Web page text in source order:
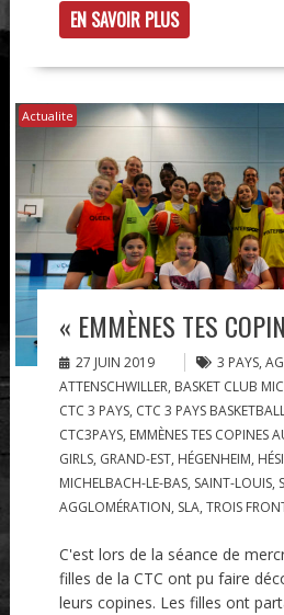
EN SAVOIR PLUS
Actualite
« EMMÈNES TES
27 JUIN 2019 3 PAYS,
ATTENSCHWILLER, BASKET CLUB
CTC 3 PAYS, CTC 3 PAYS
CTC3PAYS, EMMÈNES TES COPINES
GIRLS, GRAND-EST, HÉGENHEIM,
MICHELBACH-LE-BAS, SAINT-LOUIS,
AGGLOMÉRATION, SLA, TROIS
C'est lors de la séance de
filles de la CTC ont pu faire
leurs copines. Les filles ont